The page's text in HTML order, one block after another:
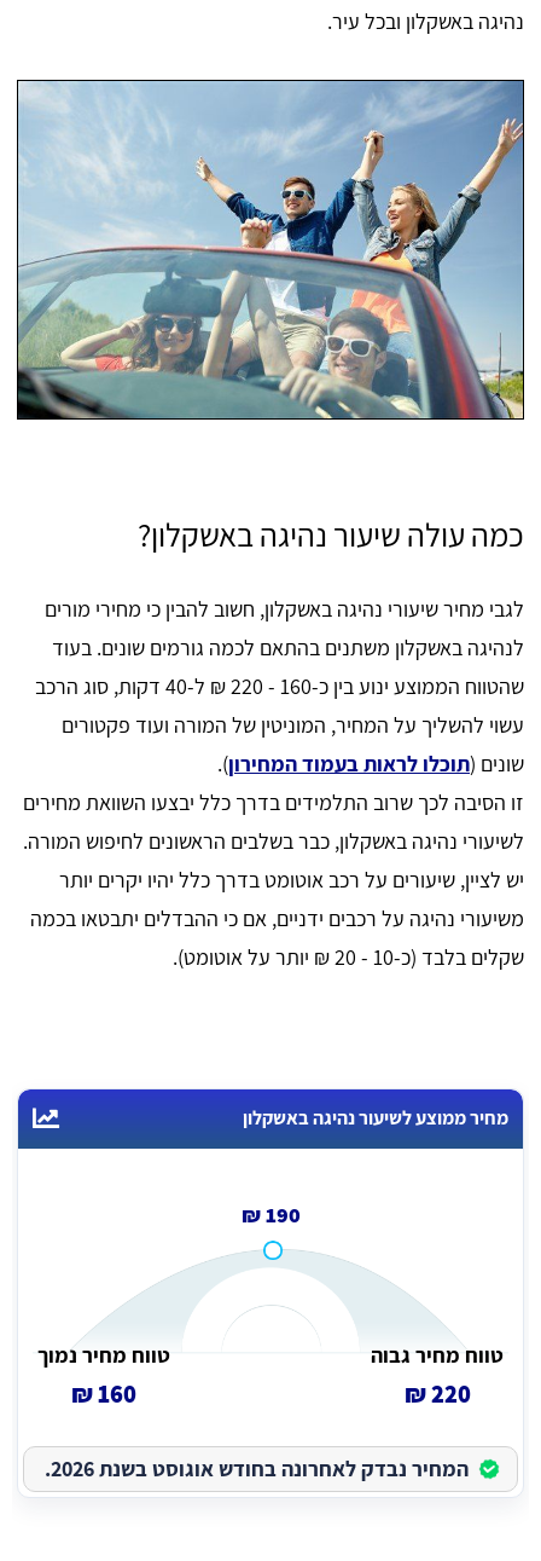
נהיגה באשקלון ובכל עיר.
כמה עולה שיעור נהיגה באשקלון?
לגבי מחיר שיעורי נהיגה באשקלון, חשוב להבין כי מחירי מורים
לנהיגה באשקלון משתנים בהתאם לכמה גורמים שונים. בעוד
שהטווח הממוצע ינוע בין כ-160 - 220 ₪ ל-40 דקות, סוג הרכב
עשוי להשליך על המחיר, המוניטין של המורה ועוד פקטורים
שונים (תוכלו לראות בעמוד המחירון).
זו הסיבה לכך שרוב התלמידים בדרך כלל יבצעו השוואת מחירים
לשיעורי נהיגה באשקלון, כבר בשלבים הראשונים לחיפוש המורה.
יש לציין, שיעורים על רכב אוטומט בדרך כלל יהיו יקרים יותר
משיעורי נהיגה על רכבים ידניים, אם כי ההבדלים יתבטאו בכמה
שקלים בלבד (כ-10 - 20 ₪ יותר על אוטומט).
מחיר ממוצע לשיעור נהיגה באשקלון
190 ₪
טווח מחיר גבוה
220 ₪
טווח מחיר נמוך
160 ₪
המחיר נבדק לאחרונה בחודש אוגוסט בשנת 2026.